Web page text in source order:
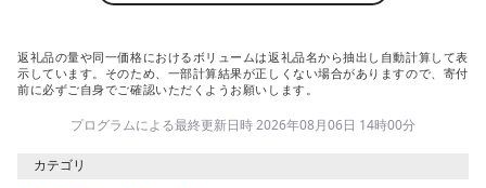
返礼品の量や同一価格におけるボリュームは返礼品名から抽出し自動計算して表
示しています。そのため、一部計算結果が正しくない場合がありますので、寄付
前に必ずご自身でご確認いただくようお願いします。
プログラムによる最終更新日時 2026年08月06日 14時00分
カテゴリ